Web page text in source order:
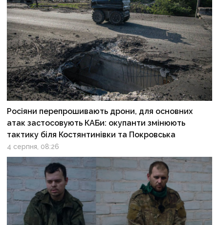
Росіяни перепрошивають дрони, для основних
атак застосовують КАБи: окупанти змінюють
тактику біля Костянтинівки та Покровська
4 серпня, 08:26